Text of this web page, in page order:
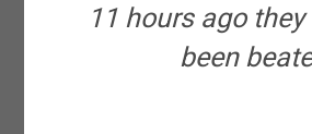
11 hours ago
been